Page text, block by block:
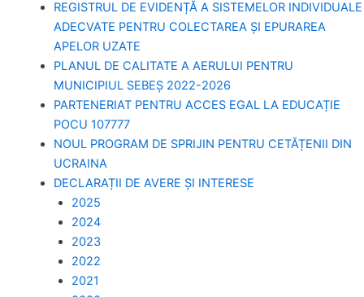
REGISTRUL DE EVIDENȚĂ A SISTEMELOR INDIVIDUALE
ADECVATE PENTRU COLECTAREA ȘI EPURAREA
APELOR UZATE
PLANUL DE CALITATE A AERULUI PENTRU
MUNICIPIUL SEBEȘ 2022-2026
PARTENERIAT PENTRU ACCES EGAL LA EDUCAȚIE
POCU 107777
NOUL PROGRAM DE SPRIJIN PENTRU CETĂȚENII DIN
UCRAINA
DECLARAȚII DE AVERE ȘI INTERESE
2025
2024
2023
2022
2021